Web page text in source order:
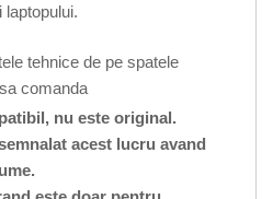
laptopului.
tehnice de pe spatele
comanda
nu este original.
acest lucru avand